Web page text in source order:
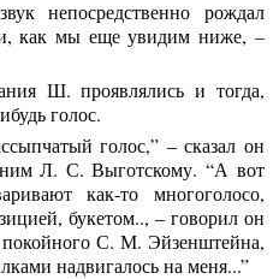
непосредственно рождал
как мы еще увидим ниже, –
Ш. проявлялись и тогда,
голос.
голос,” – сказал он
ним Л. С. Выготскому. “А вот
как-то многоголосо,
букетом.., – говорил он
покойного С. М. Эйзенштейна,
надвигалось на меня...”